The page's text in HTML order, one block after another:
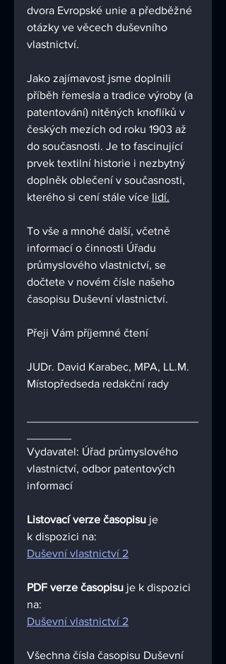
dvora Evropské unie a předběžné
otázky ve věcech duševního
vlastnictví.
Jako zajímavost jsme doplnili
příběh řemesla a tradice výroby (a
patentování) nitěných knoflíků v
českých mezích od roku 1903 až
do současnosti. Je to fascinující
prvek textilní historie i nezbytný
doplněk oblečení v současnosti,
kterého si cení stále více lidí.
To vše a mnohé další, včetně
informací o činnosti Úřadu
průmyslového vlastnictví, se
dočtete v novém čísle našeho
časopisu Duševní vlastnictví.
Přeji Vám příjemné čtení
JUDr. David Karabec, MPA, LL.M.
Místopředseda redakční rady
Vydavatel: Úřad průmyslového
vlastnictví, odbor patentových
informací
Listovací verze časopisu je
k dispozici na:
Duševní vlastnictví 2
PDF verze časopisu je k dispozici
na:
Duševní vlastnictví 2
Všechna čísla časopisu Duševní